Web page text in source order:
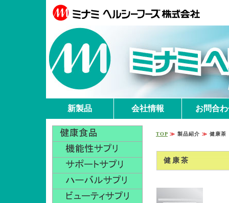
新製品 会社情報 お問合
TOP ≫ 製品紹介 ≫ 健康茶
健康茶